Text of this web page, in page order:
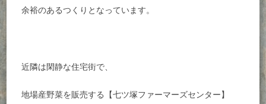
余裕のあるつくりとなっています。
近隣は閑静な住宅街で、
地場産野菜を販売する【七ツ塚ファーマーズセンター】